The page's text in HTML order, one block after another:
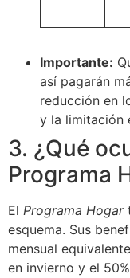
Importante:
así pagarán
reducción en
y la limitación
3. ¿Qué
Programa
El Programa Hogar
esquema. Sus
mensual
en invierno y el